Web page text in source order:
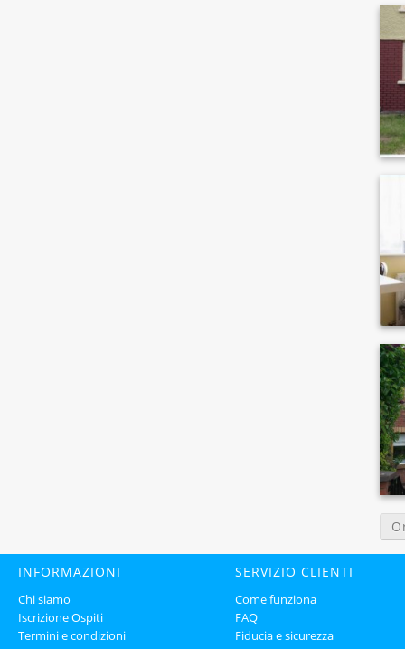
INFORMAZIONI
Chi siamo
Iscrizione Ospiti
Termini e condizioni
SERVIZIO CLIENTI
Come funziona
FAQ
Fiducia e sicurezza